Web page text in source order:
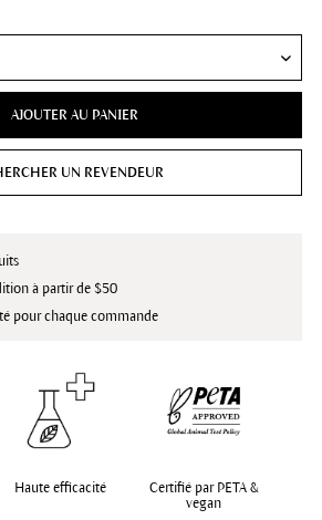
AJOUTER AU PANIER
UN REVENDEUR
à partir de $50
pour chaque commande
Haute efficacité
Certifié par PETA &
vegan